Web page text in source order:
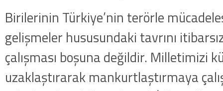
Birilerinin Türkiye’nin terörle
gelişmeler hususundaki tavrını
çalışması boşuna değildir. Milletimizi
uzaklaştırarak mankurtlaştırmaya